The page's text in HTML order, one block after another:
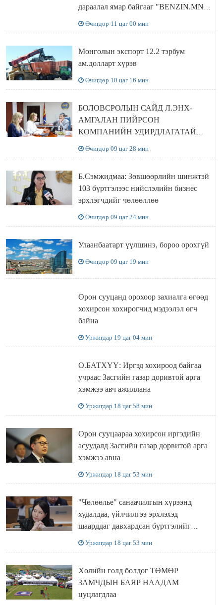
дараалал ямар байгааг "BENZIN.MN”
Өчигдөр 11 цаг 00 мин
Монголын экспорт 12.2 тэрбум
ам.долларт хүрэв
Өчигдөр 10 цаг 16 мин
БОЛОВСРОЛЫН САЙД Л.ЭНХ-
АМГАЛАН ПИЙРСОН
КОМПАНИЙН УДИРДЛАГАТАЙ
Өчигдөр 09 цаг 28 мин
Б.Сэмжидмаа: Зөвшөөрлийн шинжтэй
103 бүртгэлээс нийслэлийн бизнес
эрхлэгчдийг чөлөөллөө
Өчигдөр 09 цаг 24 мин
Улаанбаатарт үүлшинэ, бороо орохгүй
Өчигдөр 09 цаг 19 мин
Орон сууцанд орохоор захиалга өгөөд
хохирсон хохирогчид мэдээлэл өгч
байна
Уржигдар 19 цаг 04 мин
О.БАТХҮҮ: Иргэд хохироод байгаа
учраас Засгийн газар доривтой арга
хэмжээ авч ажиллана
Уржигдар 18 цаг 58 мин
Орон сууцаараа хохирсон иргэдийн
асуудалд Засгийн газар дорвитой арга
хэмжээ авна
Уржигдар 18 цаг 53 мин
"Чөлөөлье" санаачилгын хүрээнд
худалдаа, үйлчилгээ эрхлэхэд
шаарддаг давхардсан бүртгэлийг
Уржигдар 18 цаг 53 мин
Хөлийн голд болдог ТӨМӨР
ЗАМЧДЫН БАЯР НААДАМ
цуцлагдлаа